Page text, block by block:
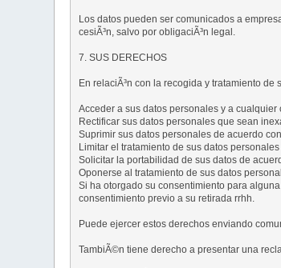
Los datos pueden ser comunicados a
cesiÃ³n, salvo por obligaciÃ³n legal.
7. SUS DERECHOS
En relaciÃ³n con la recogida y tratamiento
Acceder a sus datos personales y a cualquier
Rectificar sus datos personales que sean
Suprimir sus datos personales de acuerdo
Limitar el tratamiento de sus datos
Solicitar la portabilidad de sus datos de
Oponerse al tratamiento de sus datos
Si ha otorgado su consentimiento para
consentimiento previo a su retirada rrhh.
Puede ejercer estos derechos enviando
TambiÃ©n tiene derecho a presentar una